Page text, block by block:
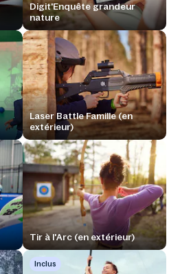
Digit'Enquête grandeur
nature
Laser Battle Famille (en
extérieur)
Tir à l'Arc (en extérieur)
Inclus